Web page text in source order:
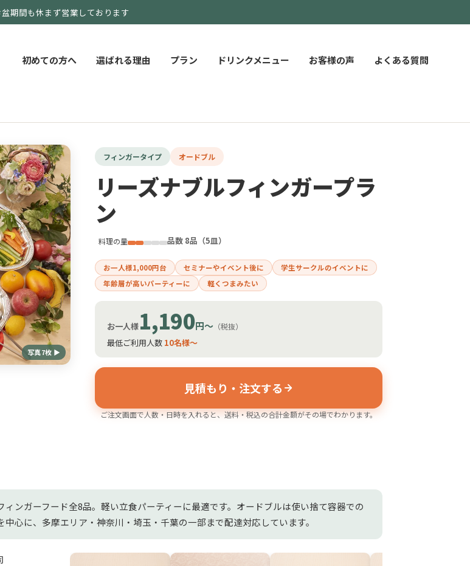
盆期間も休まず営業しております
初めての方へ 選ばれる理由 プラン ドリンクメニュー お客様の声 よくある質問
写真7枚 ▶
フィンガータイプ オードブル
リーズナブルフィンガープラ
ン
料理の量 品数 8品（5皿）
お一人様1,000円台 セミナーやイベント後に
学生サークルのイベントに
年齢層が高いパーティーに
軽くつまみたい
お一人様1,190円〜 （税抜）
最低ご利用人数 10名様〜
見積もり・注文する
ご注文画面で人数・日時を入れると、送料・税込の合計金額がその場でわかります。
ィンガーフード全8品。軽い立食パーティーに最適です。オードブルは使い捨て容器での
心に、多摩エリア・神奈川・埼玉・千葉の一部まで配達対応しています。